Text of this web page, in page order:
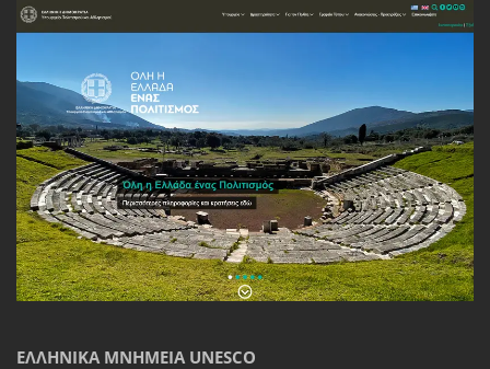
ΕΛΛΗΝΙΚΆ ΜΝΗΜΕΊΑ UNESCO